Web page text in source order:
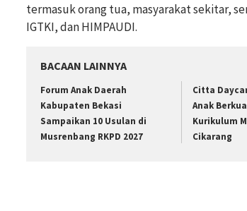
termasuk orang tua, masyarakat sekitar,
IGTKI, dan HIMPAUDI.
BACAAN LAINNYA
Forum Anak Daerah
Kabupaten Bekasi
Sampaikan 10 Usulan di
Musrenbang RKPD 2027
Citta
Anak
Kurikulum
Cikarang